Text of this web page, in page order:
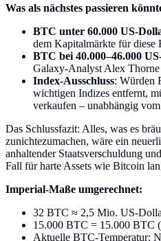
Was als nächstes passieren
BTC unter 60.000 US-
dem Kapitalmärkte für diese
BTC bei 40.000–46.000
Galaxy-Analyst Alex Thorne
Index-Ausschluss: Würden
wichtigen Indizes entfernt,
verkaufen – unabhängig
Das Schlussfazit: Alles, was es
zunichtezumachen, wäre ein
anhaltender Staatsverschuldung
Fall für harte Assets wie Bitcoin
Imperial-Maße umgerechnet:
32 BTC ≈ 2,5 Mio. US-
15.000 BTC = 15.000 BTC
Aktuelle BTC-Temperatur: